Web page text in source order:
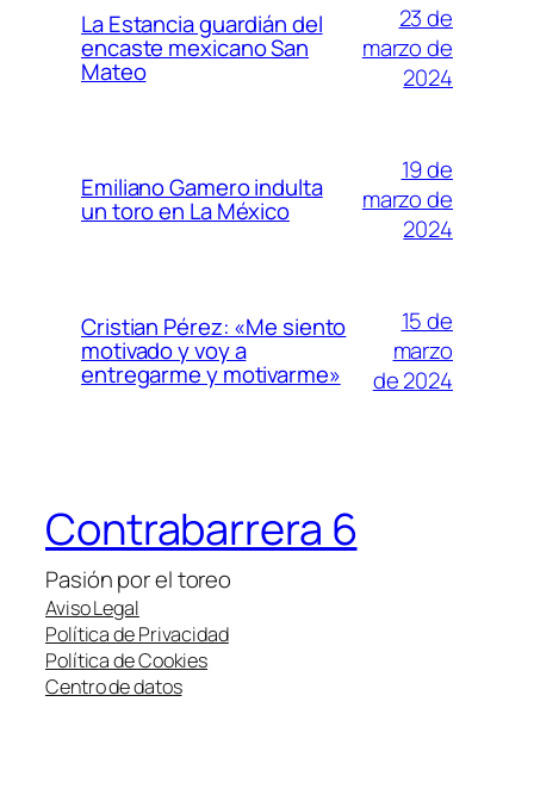
La Estancia guardián del
encaste mexicano San
Mateo
23 de
marzo de
2024
Emiliano Gamero indulta
un toro en La México
19 de
marzo de
2024
Cristian Pérez: «Me siento
motivado y voy a
entregarme y motivarme»
15 de
marzo
de 2024
Contrabarrera 6
Pasión por el toreo
Aviso Legal
Política de Privacidad
Política de Cookies
Centro de datos